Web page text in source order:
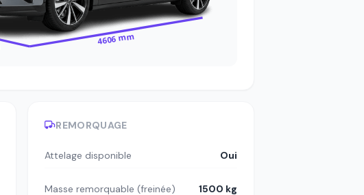
4606 mm
REMORQUAGE
Attelage disponible Oui
Masse remorquable (freinée) 1500 kg